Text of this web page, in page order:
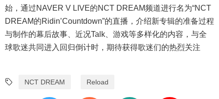
始，通过NAVER V LIVE的NCT DREAM频道进行名为“NCT
DREAM的Ridin’Countdown”的直播，介绍新专辑的准备过程
与制作的幕后故事、近况Talk、游戏等多样化的内容，与全
球歌迷共同进入回归倒计时，期待获得歌迷们的热烈关注
NCT DREAM Reload